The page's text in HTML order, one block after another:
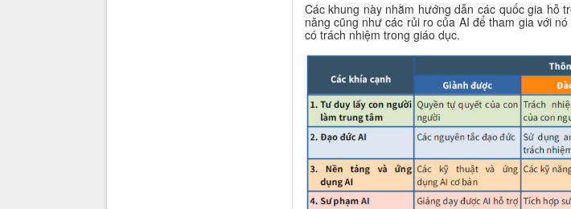
Các khung này nhằm hướng dẫn các quốc gia hỗ
năng cũng như các rủi ro của AI để tham gia với
có trách nhiệm trong giáo dục.